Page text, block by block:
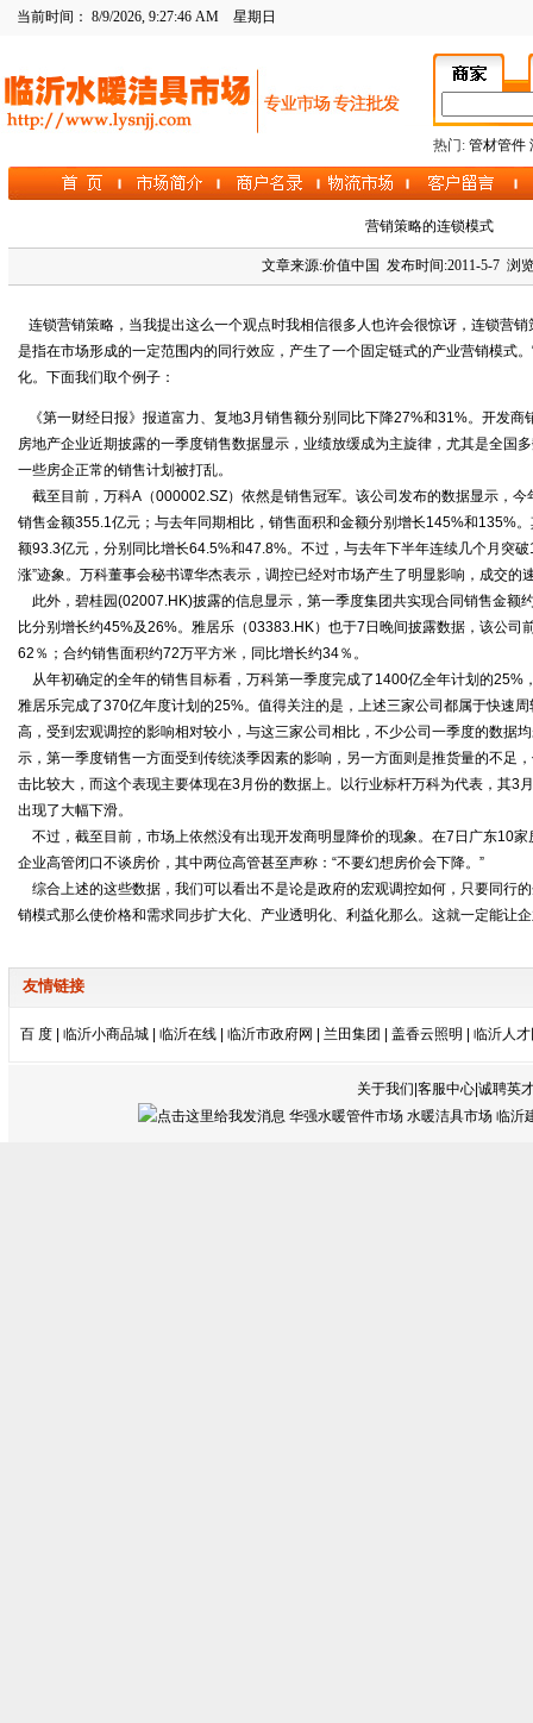
当前时间： 8/9/2026, 9:27:46 AM 星期日
热门: 管材管件
营销策略的连锁模式
文章来源:价值中国 发布时间:2011-5-7 浏
连锁营销策略，当我提出这么一个观点时我相信很多人也许会很惊讶，连锁营
是指在市场形成的一定范围内的同行效应，产生了一个固定链式的产业营销模式
化。下面我们取个例子：
《第一财经日报》报道富力、复地3月 销售额分别同比下降27%和31%。开发商
房地产企业近期披露的一季度销售数据显示，业绩放缓成为主旋律，尤其是全国
一些房企正常的销售计划被打乱。
截至目前，万科A（000002.SZ）依然是销售冠军。该公司发布的数据显示，
销售金额355.1亿元；与去年同期相比，销售面积和金额分别增长145%和135%
额93.3亿元，分别同比增长64.5%和47.8%。不过，与去年下半年连续几个月突
涨”迹象。万科董事会秘书谭华杰表示，调控已经对市场产生了明显影响，成交的
此外，碧桂园(02007.HK)披露的信息显示，第一季度集团共实现合同销售金额
比分别增长约45%及26%。 雅居乐（03383.HK）也于7日晚间披露数据，该公司
62％；合约销售面积约72万平方米，同比增长约34％。
从年初确定的全年的销售目标看，万科第一季度完成了1400亿全年计划的25%
雅居乐完成了370亿年度计划的25%。值得关注的是，上述三家公司都属于快速
高，受到宏观调控的影响相对较小，与这三家公司相比，不少公司一季度的数据
示，第一季度销售一方面受到传统淡季因素的影响，另一方面则是推货量的不足
击比较大，而这个表现主要体现在3月份的数据上。以行业标杆万科为代表，其3
出现了大幅下滑。
不过，截至目前，市场上依然没有出现开发商明显降价的现象。在7日广东10
企业高管闭口不谈房价，其中两位高管甚至声称：“不要幻想房价会下降。”
综合上述的这些数据，我们可以看出不是论是政府的宏观调控如何，只要同行
销模式那么使价格和需求同步扩大化、产业透明化、利益化那么。这就一定能让
友情链接
百 度 临沂小商品城 临沂在线 临沂市政府网 兰田集团 盖香云照明 临沂人
关于我们|客服中心|诚聘英
华强水暖管件市场 水暖洁具市场 临沂